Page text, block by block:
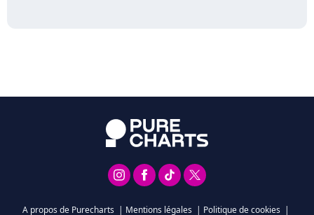
A propos de Purecharts | Mentions légales | Politique de cookies |